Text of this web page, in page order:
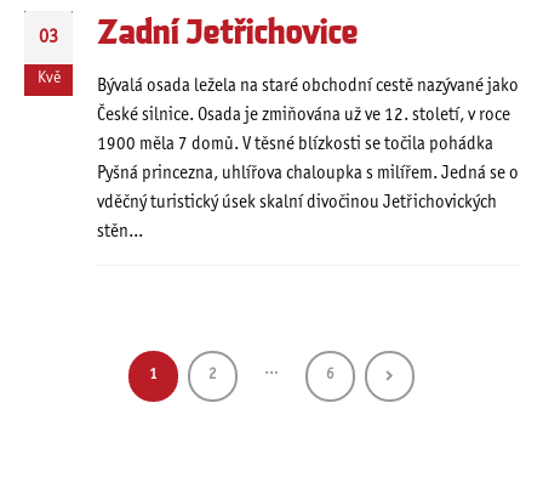
03
Kvě
Zadní Jetřichovice
Bývalá osada ležela na staré obchodní cestě nazývané jako
České silnice. Osada je zmiňována už ve 12. století, v roce
1900 měla 7 domů. V těsné blízkosti se točila pohádka
Pyšná princezna, uhlířova chaloupka s milířem. Jedná se o
vděčný turistický úsek skalní divočinou Jetřichovických
stěn...
1 2 … 6